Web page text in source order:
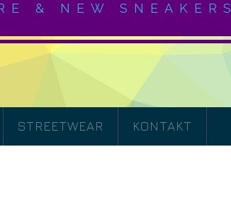
& NEW SNEAKERS
STREETWEAR KONTAKT